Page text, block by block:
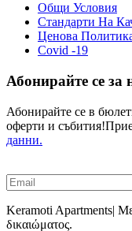
Общи Условия
Стандарти На
Ценова
Covid -19
Абонирайте се
Абонирайте се в
оферти и
данни.
Keramoti Apartments|
δικαιώματος.